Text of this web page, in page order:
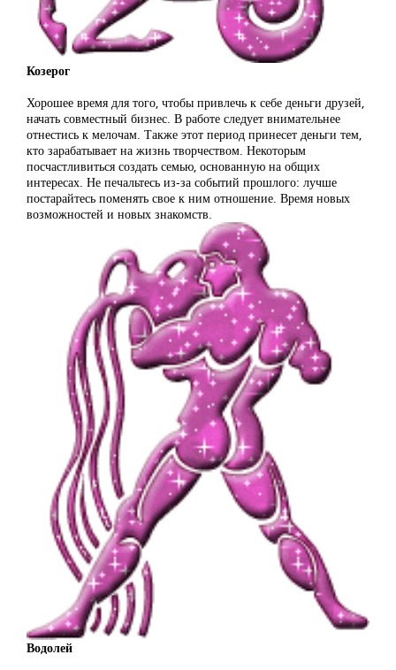
Козерог
Хорошее время для того, чтобы привлечь к себе деньги друзей,
начать совместный бизнес. В работе следует внимательнее
отнестись к мелочам. Также этот период принесет деньги тем,
кто зарабатывает на жизнь творчеством. Некоторым
посчастливиться создать семью, основанную на общих
интересах. Не печальтесь из-за событий прошлого: лучше
постарайтесь поменять свое к ним отношение. Время новых
возможностей и новых знакомств.
Водолей